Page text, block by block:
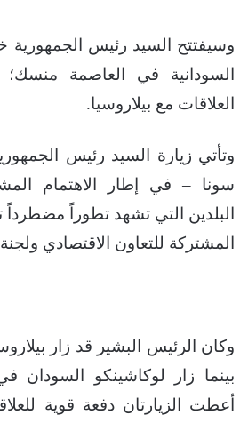
وسيفتتح السيد رئيس الجمهورية
السودانية في العاصمة منسك؛
العلاقات مع بيلاروسيا.
وتأتي زيارة السيد رئيس
سونا – في إطار الاهتمام
البلدين التي تشهد تطوراً مضطرداً
المشتركة للتعاون الاقتصادي
أعطت الزيارتان دفعة قوية